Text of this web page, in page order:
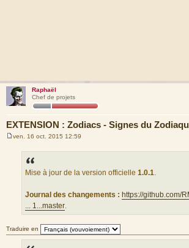
Raphaël
Chef de projets
EXTENSION : Zodiacs - Signes du
ven. 16 oct. 2015 12:59
Mise à jour de la version officielle 1.0.1
Journal des changements : https://github.com/
... 1...master
Traduire en